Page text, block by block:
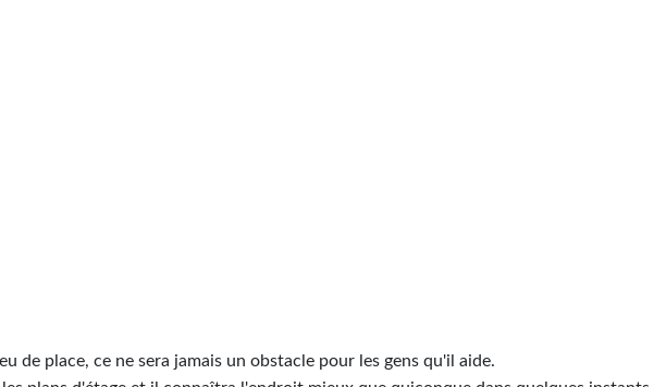
de place, ce ne sera jamais un obstacle pour les gens qu'il aide.